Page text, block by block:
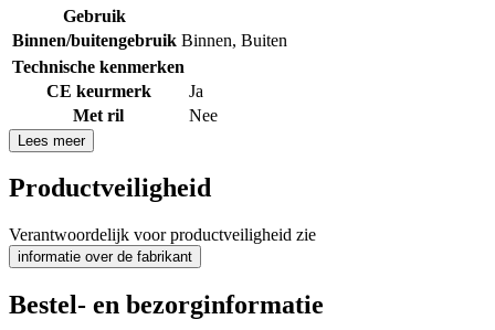
Gebruik
Binnen/buitengebruik Binnen, Buiten
Technische kenmerken
CE keurmerk
Ja
Met ril
Nee
Lees meer
Productveiligheid
Verantwoordelijk voor productveiligheid zie
informatie over de fabrikant
Bestel- en bezorginformatie